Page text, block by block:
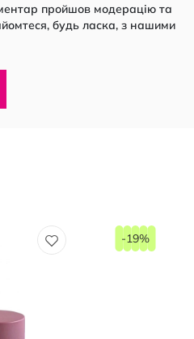
пройшов модерацію та
будь ласка, з нашими
-19%